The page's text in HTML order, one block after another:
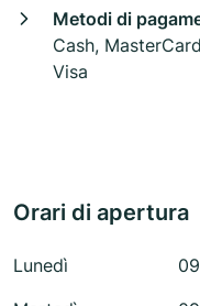
Metodi di
Cash,
Visa
Orari di apertura
Lunedì